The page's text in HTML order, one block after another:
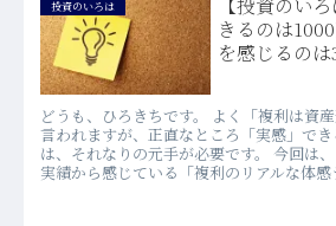
投資のいろは
【投資のい
きるのは
を感じるの
どうも、ひろきちです。 よく「複利は資
言われますが、正直なところ「実感」で
は、それなりの元手が必要です。 今回は
実績から感じている「複利のリアルな体